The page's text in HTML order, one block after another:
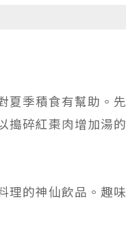
夏季積食有幫助。先
搗碎紅棗肉增加湯的
理的神仙飲品。趣味